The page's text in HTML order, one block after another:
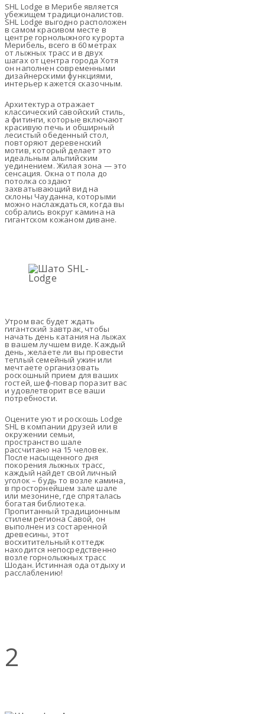
SHL Lodge в Мерибе является
убежищем традиционалистов.
SHL Lodge выгодно расположен
в самом красивом месте в
центре горнолыжного курорта
Мерибель, всего в 60 метрах
от лыжных трасс и в двух
шагах от центра города Хотя
он наполнен современными
дизайнерскими функциями,
интерьер кажется сказочным.
Архитектура отражает
классический савойский стиль,
а фитинги, которые включают
красивую печь и обширный
лесистый обеденный стол,
повторяют деревенский
мотив, который делает это
идеальным альпийским
уединением. Жилая зона — это
сенсация. Окна от пола до
потолка создают
захватывающий вид на
склоны Чауданна, которыми
можно наслаждаться, когда вы
собрались вокруг камина на
гигантском кожаном диване.
Утром вас будет ждать
гигантский завтрак, чтобы
начать день катания на лыжах
в вашем лучшем виде. Каждый
день, желаете ли вы провести
теплый семейный ужин или
мечтаете организовать
роскошный прием для ваших
гостей, шеф-повар поразит вас
и удовлетворит все ваши
потребности.
Оцените уют и роскошь Lodge
SHL в компании друзей или в
окружении семьи,
пространство шале
рассчитано на 15 человек.
После насыщенного дня
покорения лыжных трасс,
каждый найдет свой личный
уголок – будь то возле камина,
в просторнейшем зале шале
или мезонине, где спряталась
богатая библиотека.
Пропитанный традиционным
стилем региона Савой, он
выполнен из состаренной
древесины, этот
восхитительный коттедж
находится непосредственно
возле горнолыжных трасс
Шодан. Истинная ода отдыху и
расслаблению!
2